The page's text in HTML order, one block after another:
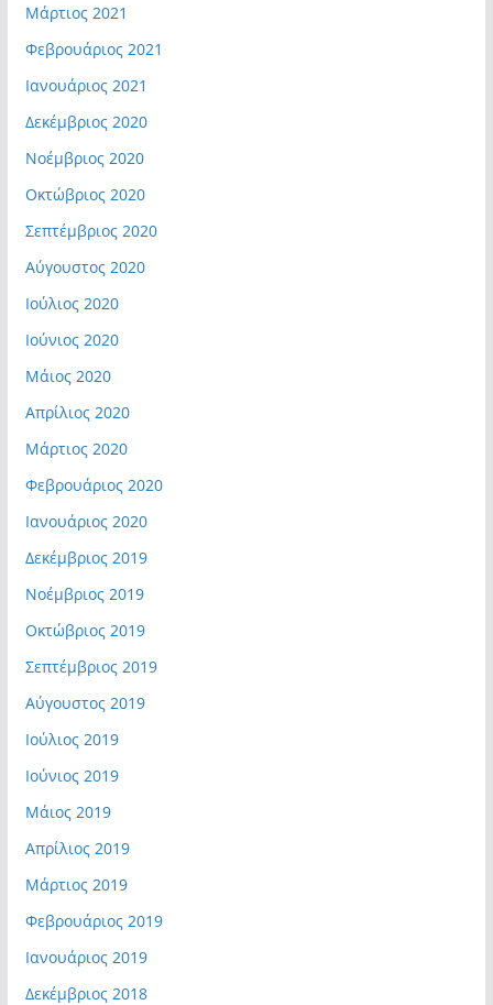
Μάρτιος 2021
Φεβρουάριος 2021
Ιανουάριος 2021
Δεκέμβριος 2020
Νοέμβριος 2020
Οκτώβριος 2020
Σεπτέμβριος 2020
Αύγουστος 2020
Ιούλιος 2020
Ιούνιος 2020
Μάιος 2020
Απρίλιος 2020
Μάρτιος 2020
Φεβρουάριος 2020
Ιανουάριος 2020
Δεκέμβριος 2019
Νοέμβριος 2019
Οκτώβριος 2019
Σεπτέμβριος 2019
Αύγουστος 2019
Ιούλιος 2019
Ιούνιος 2019
Μάιος 2019
Απρίλιος 2019
Μάρτιος 2019
Φεβρουάριος 2019
Ιανουάριος 2019
Δεκέμβριος 2018